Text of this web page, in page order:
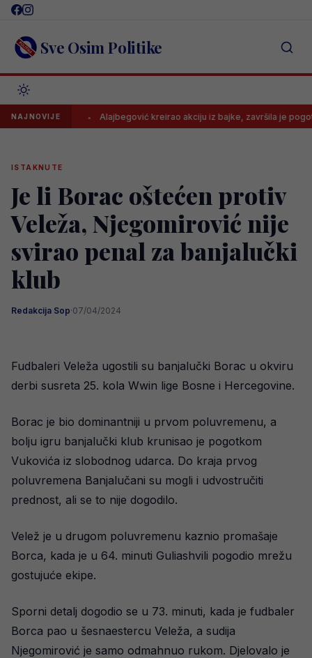
Skip
content Sve Osim Politike
NAJNOVIJE Alajbegović kreirao akciju iz bajke, završila je pogotkom
ISTAKNUTE
Je li Borac oštećen protiv
Veleža, Njegomirović nije
svirao penal za banjalučki
klub
Redakcija Sop·07/04/2024
Fudbaleri Veleža ugostili su banjalučki Borac u okviru
derbi susreta 25. kola Wwin lige Bosne i Hercegovine.
Borac je bio dominantniji u prvom poluvremenu, a
bolju igru banjalučki klub krunisao je pogotkom
Vukovića iz slobodnog udarca. Do kraja prvog
poluvremena Banjalučani su mogli i udvostručiti
prednost, ali se to nije dogodilo.
Velež je u drugom poluvremenu kaznio promašaje
Borca, kada je u 64. minuti Guliashvili pogodio mrežu
gostujuće ekipe.
Sporni detalj dogodio se u 73. minuti, kada je fudbaler
Borca pao u šesnaestercu Veleža, a sudija
Njegomirović je samo odmahnuo rukom. Djelovalo je